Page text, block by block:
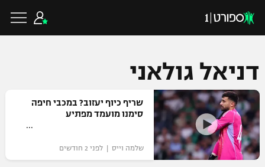
כדורגל ישראלי
ליגת העל
כדורגל עולמי
דניאל גולאני
שריף כיוף יעזוב? במכבי חיפה
סימנו מועמד מפתיע
שלמה וייס | לפני 2 חודשים